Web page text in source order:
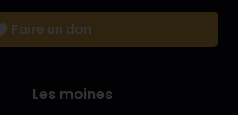
Faire un don
Les moines